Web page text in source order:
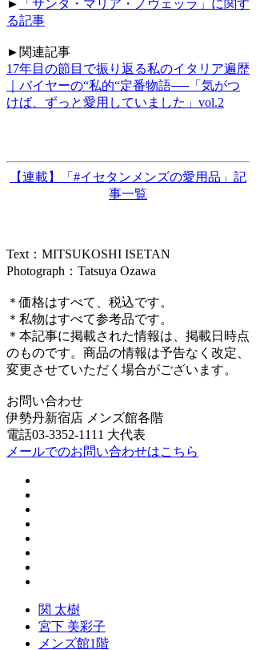
►
「サンタ・マリア・ノヴェッラ」に関す
る記事
►関連記事
17年目の節目で振り返る私のイタリア遍歴
｜バイヤーの“私的“定番物語──「気がつ
けば、ずっと愛用していました」vol.2
【連載】「#イセタンメンズの愛用品」記
事一覧
Text：MITSUKOSHI ISETAN
Photograph：Tatsuya Ozawa
＊価格はすべて、税込です。
＊私物はすべて参考品です。
＊本記事に掲載された情報は、掲載日時点
のものです。商品の情報は予告なく改定、
変更させていただく場合がございます。
お問い合わせ
伊勢丹新宿店 メンズ館各階
電話03-3352-1111 大代表
メールでのお問い合わせはこちら
関 太樹
宮下 美彩子
メンズ館1階